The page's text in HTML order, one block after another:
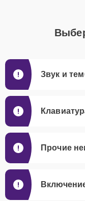
Звук и
Прочие